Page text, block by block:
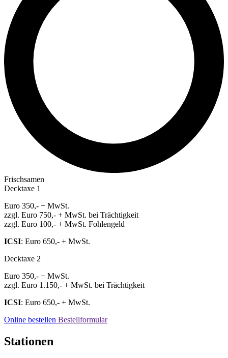
Frischsamen
Decktaxe 1
Euro 350,- + MwSt.
zzgl. Euro 750,- + MwSt. bei Trächtigkeit
zzgl. Euro 100,- + MwSt. Fohlengeld
ICSI: Euro 650,- + MwSt.
Decktaxe 2
Euro 350,- + MwSt.
zzgl. Euro 1.150,- + MwSt. bei Trächtigkeit
ICSI: Euro 650,- + MwSt.
Online bestellen Bestellformular
Stationen